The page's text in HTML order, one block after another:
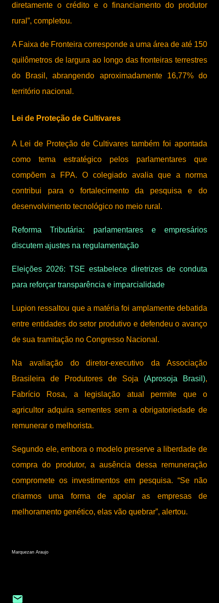
diretamente o crédito e o financiamento do produtor
rural”, completou.
A Faixa de Fronteira corresponde a uma área de até 150
quilômetros de largura ao longo das fronteiras terrestres
do Brasil, abrangendo aproximadamente 16,77% do
território nacional.
Lei de Proteção de Cultivares
A Lei de Proteção de Cultivares também foi apontada
como tema estratégico pelos parlamentares que
compõem a FPA. O colegiado avalia que a norma
contribui para o fortalecimento da pesquisa e do
desenvolvimento tecnológico no meio rural.
Reforma Tributária: parlamentares e empresários
discutem ajustes na regulamentação
Eleições 2026: TSE estabelece diretrizes de conduta
para reforçar transparência e imparcialidade
Lupion ressaltou que a matéria foi amplamente debatida
entre entidades do setor produtivo e defendeu o avanço
de sua tramitação no Congresso Nacional.
Na avaliação do diretor-executivo da Associação
Brasileira de Produtores de Soja (Aprosoja Brasil),
Fabrício Rosa, a legislação atual permite que o
agricultor adquira sementes sem a obrigatoriedade de
remunerar o melhorista.
Segundo ele, embora o modelo preserve a liberdade de
compra do produtor, a ausência dessa remuneração
compromete os investimentos em pesquisa. “Se não
criarmos uma forma de apoiar as empresas de
melhoramento genético, elas vão quebrar”, alertou.
Marquezan Araujo